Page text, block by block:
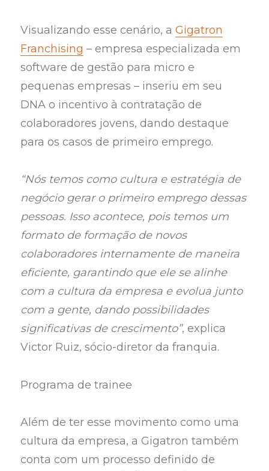
Visualizando esse cenário, aGigatron
Franchising – empresa especializada em
software de gestão para micro e
pequenas empresas – inseriu em seu
DNA o incentivo à contratação de
colaboradores jovens, dando destaque
para os casos de primeiro emprego.
“Nós temos como cultura e estratégia de
negócio gerar o primeiro emprego dessas
pessoas. Isso acontece, pois temos um
formato de formação de novos
colaboradores internamente de maneira
eficiente, garantindo que ele se alinhe
com a cultura da empresa e evolua junto
com a gente, dando possibilidades
significativas de crescimento”, explica
Victor Ruiz, sócio-diretor da franquia.
Programa de trainee
Além de ter esse movimento como uma
cultura da empresa, a Gigatron também
conta com um processo definido de